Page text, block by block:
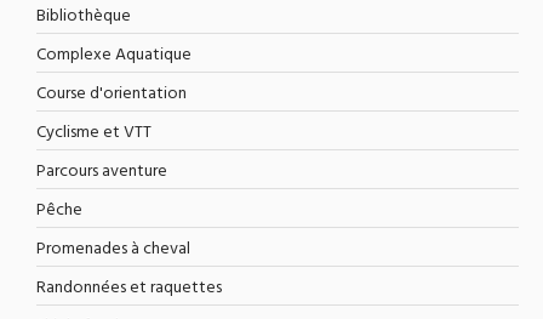
Bibliothèque
Complexe Aquatique
Course d'orientation
Cyclisme et VTT
Parcours aventure
Pêche
Promenades à cheval
Randonnées et raquettes